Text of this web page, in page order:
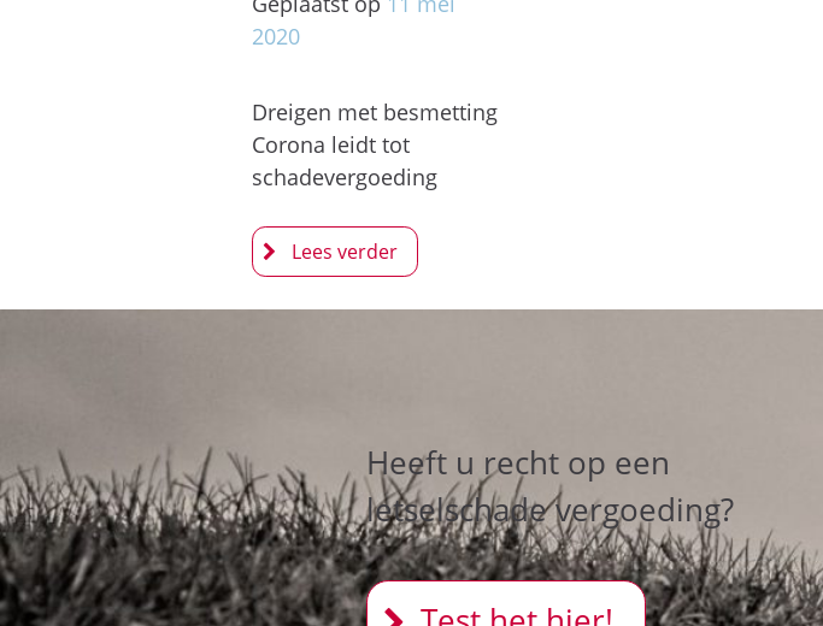
2020
Dreigen met besmetting
Corona leidt tot
schadevergoeding
Heeft u recht op een
letselschade vergoeding?